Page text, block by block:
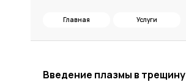
Главная Услуги
Введение плазмы в трещину